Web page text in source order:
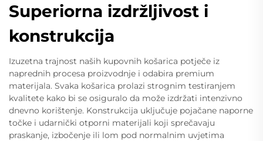
Superiorna izdržljivost i
konstrukcija
Izuzetna trajnost naših kupovnih košarica potječe iz
naprednih procesa proizvodnje i odabira premium
materijala. Svaka košarica prolazi strognim testiranjem
kvalitete kako bi se osiguralo da može izdržati intenzivno
dnevno korištenje. Konstrukcija uključuje pojačane naporne
točke i udarnički otporni materijali koji sprečavaju
praskanje, izbočenje ili lom pod normalnim uvjetima